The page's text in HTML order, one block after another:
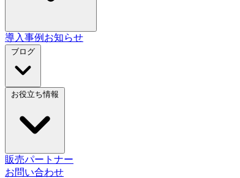
導入事例 お知らせ
販売パートナー
お問い合わせ